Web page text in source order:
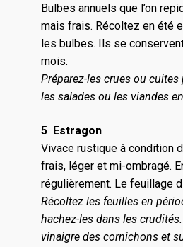
Bulbes annuels que l’on
mais frais. Récoltez en été
les bulbes. Ils se
mois.
Préparez-les crues ou
les salades ou les viandes
5 Estragon
Vivace rustique à condition
frais, léger et mi-ombragé.
régulièrement. Le feuillage
Récoltez les feuilles en
hachez-les dans les
vinaigre des cornichons et